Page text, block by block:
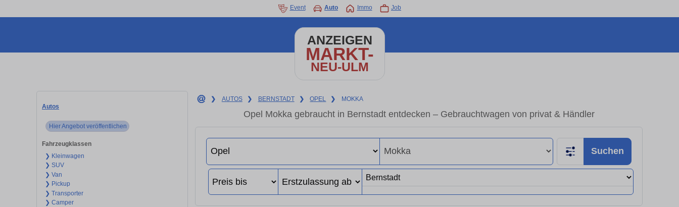
Event Auto Immo Job
ANZEIGEN
MARKT-
NEU-ULM
Autos
Hier Angebot veröffentlichen
Fahrzeugklassen
❯ Kleinwagen
❯ SUV
❯ Van
❯ Pickup
❯ Transporter
❯ Camper
❯ AUTOS ❯ BERNSTADT ❯ OPEL ❯ MOKKA
Opel Mokka gebraucht in Bernstadt entdecken – Gebrauchtwagen von privat & Händler
Suchen